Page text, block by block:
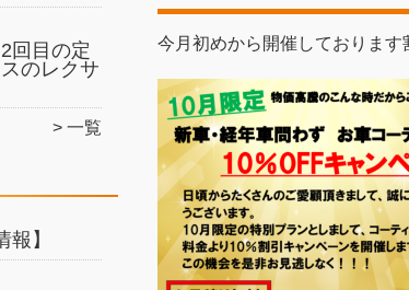
回目の定
のレクサ
一覧
報】
今月初めから開催しております